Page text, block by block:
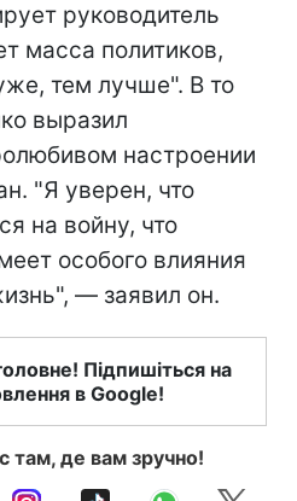
руководитель
масса политиков,
тем лучше". В то
выразил
настроении
"Я уверен, что
на войну, что
особого влияния
— заявил он.
Підпишіться на
в Google!
там, де вам зручно!